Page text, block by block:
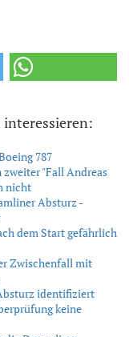
interessieren:
787
"Fall Andreas
nicht
Absturz -
dem Start gefährlich
Zwischenfall mit
identifiziert
keine